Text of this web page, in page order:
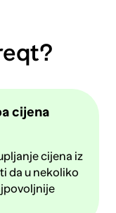
cijena
cijena iz
da u nekoliko